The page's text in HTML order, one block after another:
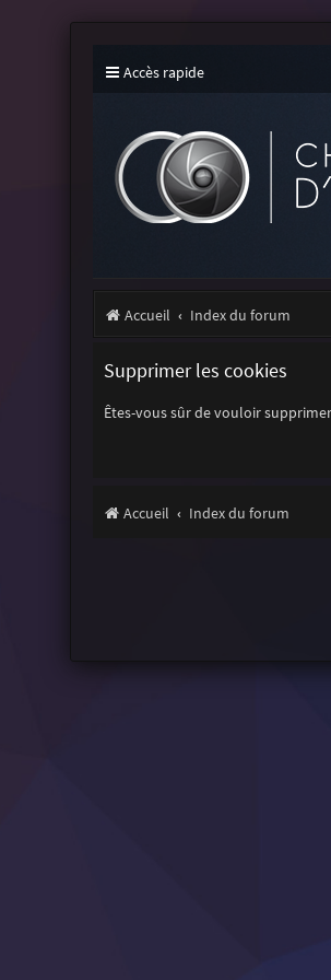
Accès rapide
Accueil Index du forum
Supprimer les cookies
Êtes-vous sûr de vouloir
Accueil Index du forum